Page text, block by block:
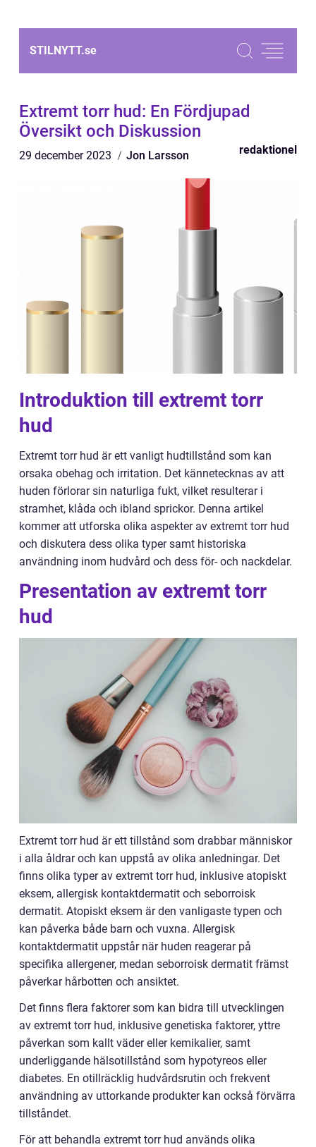
STILNYTT.se
Extremt torr hud: En Fördjupad
Översikt och Diskussion
29 december 2023 Jon Larsson redaktionel
Introduktion till extremt torr
hud
Extremt torr hud är ett vanligt hudtillstånd som kan
orsaka obehag och irritation. Det kännetecknas av att
huden förlorar sin naturliga fukt, vilket resulterar i
stramhet, klåda och ibland sprickor. Denna artikel
kommer att utforska olika aspekter av extremt torr hud
och diskutera dess olika typer samt historiska
användning inom hudvård och dess för- och nackdelar.
Presentation av extremt torr
hud
Extremt torr hud är ett tillstånd som drabbar människor
i alla åldrar och kan uppstå av olika anledningar. Det
finns olika typer av extremt torr hud, inklusive atopiskt
eksem, allergisk kontaktdermatit och seborroisk
dermatit. Atopiskt eksem är den vanligaste typen och
kan påverka både barn och vuxna. Allergisk
kontaktdermatit uppstår när huden reagerar på
specifika allergener, medan seborroisk dermatit främst
påverkar hårbotten och ansiktet.
Det finns flera faktorer som kan bidra till utvecklingen
av extremt torr hud, inklusive genetiska faktorer, yttre
påverkan som kallt väder eller kemikalier, samt
underliggande hälsotillstånd som hypotyreos eller
diabetes. En otillräcklig hudvårdsrutin och frekvent
användning av uttorkande produkter kan också förvärra
tillståndet.
För att behandla extremt torr hud används olika